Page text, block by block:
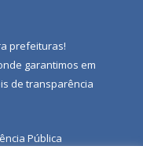
prefeituras!
garantimos em
de transparência
Pública